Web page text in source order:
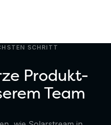
SCHRITT
Produkt-
Team